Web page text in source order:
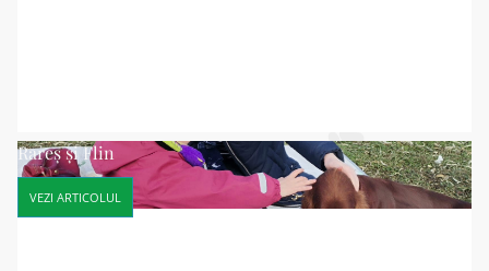
Rareș și Flin
VEZI ARTICOLUL